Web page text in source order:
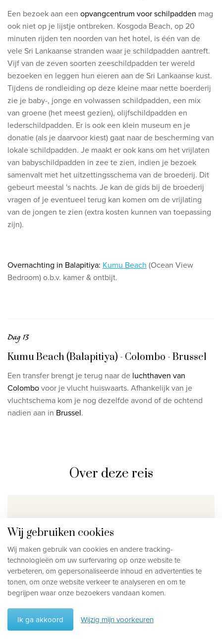
Wij gebruiken cookies
Wij maken gebruik van cookies en andere tracking-
technologieën om uw surfervaring op onze website te
verbeteren, om gepersonaliseerde inhoud en advertenties te
tonen, om onze website verkeer te analyseren en om te
begrijpen waar onze bezoekers vandaan komen.
Ik ga akkoord Wijzig mijn voorkeuren
Een bezoek aan een opvangcentrum voorschilpadden ​mag
ook niet op je lijstje ontbreken. Kosgoda Beach, op 20
minuten rijden ten noorden van het hotel, is één van de
vele Sri Lankaanse stranden waar je schildpadden aantreft.
Vijf van de zeven soorten zeeschildpadden ter wereld
bezoeken en leggen hun eieren aan de Sri Lankaanse kust.
Tijdens de rondleiding op deze kleine maar nette boerderij
zie je baby-, jonge en volwassen schildpadden, een mix
van groene (het meest gezien), olijfschildpadden en
lederschildpadden. Er is ook een klein museum en je
donatie (als je daarvoor kiest) gaat naar de bescherming van
lokale schildpadden. Je maakt er ook kans om het vrijlaten
van babyschildpadden in zee te zien, indien je bezoek
samenvalt met het uitzettingsschema van de broederij. Dit
gebeurt meestal 's nachts. Je kan de gids bij de broederij
vragen of je eventueel terug kan komen om de vrijlating
van de jongen te zien (extra kosten kunnen van toepassing
zijn).
Overnachting in Balapitiya: Kumu Beach (Ocean View
Bedroom) o.b.v. kamer & ontbijt.
Dag 13
Kumu Beach (Balapitiya) - Colombo - Brussel
Een transfer brengt je terug naar de luchthaven van
Colombovoor je vlucht huiswaarts. Afhankelijk van je
vluchtschema kom je nog dezelfde avond of de ochtend
nadien aan in Brussel.
Reisschema
Over deze reis
Inbegrepen
Internationale
vluchten
Alle
transfers in
een met
airco
uitgeruste
water en Wi-